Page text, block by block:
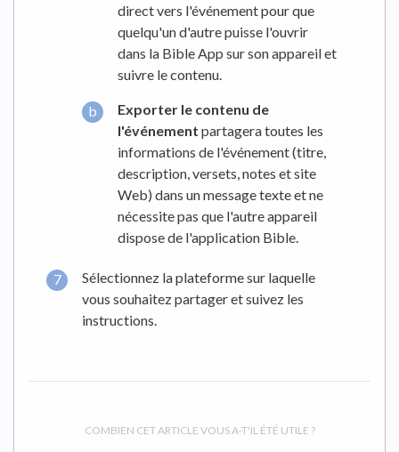
direct vers l'événement pour que
quelqu'un d'autre puisse l'ouvrir
dans la Bible App sur son appareil et
suivre le contenu.
Exporter le contenu de
l'événement partagera toutes les
informations de l'événement (titre,
description, versets, notes et site
Web) dans un message texte et ne
nécessite pas que l'autre appareil
dispose de l'application Bible.
Sélectionnez la plateforme sur laquelle
vous souhaitez partager et suivez les
instructions.
COMBIEN CET ARTICLE VOUS A-T'IL ÉTÉ UTILE ?